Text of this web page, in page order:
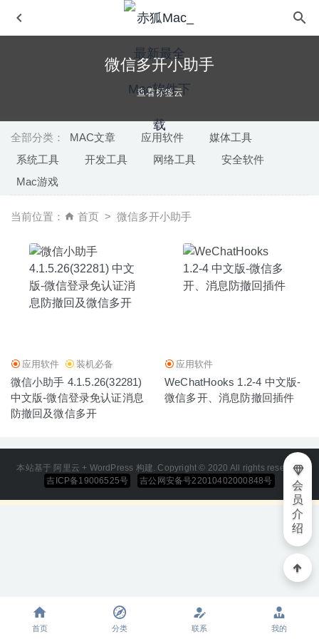
微信多开小助手
查看标签云
全部分类： MAC文章 应用软件
媒体工具
系统工具
开发工具 网络工具
安全软件
Mac游戏
当前位置： 首页 微信多开小助手
应用软件 装机必备
微信小助手 4.1.5.26(32281)
中文版-微信登录免认证消息
防撤回及微信多开
应用软件
WeChatHooks 1.2-4 中文版-
微信多开、消息防撤回插件
本站基于 阿里云 + WordPress 构建. Copyright © 2020 All rights reserved
吉ICP备19006525号
吉公网安备号22010402000848号
会
员
介
绍
2026-06-22
Electerm 1.3.12 for Mac中文版-终端模拟器/ssh/sftp客户端
Weather Dock 5.6.2 中文版 – 功能强大的macOS天气软件
2024-12-15
OCRKit Pro 23.12 – OCR文字识别软件 2024-01-06
Sequel Ace 3.4.0 中文版 – 快速易用的MySQL/MariaDB 数
首页 分类 联系 我的